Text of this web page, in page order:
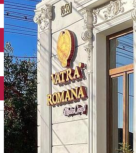
English
Închirieri auto
Închirieri biciclete
Taxi
Încărcare vehicule electrice